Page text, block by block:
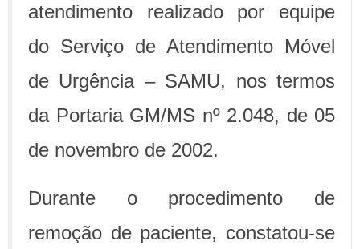
atendimento realizado por equipe
do Serviço de Atendimento Móvel
de Urgência – SAMU, nos termos
da Portaria GM/MS nº 2.048, de 05
de novembro de 2002.
Durante o procedimento de
remoção de paciente, constatou-se